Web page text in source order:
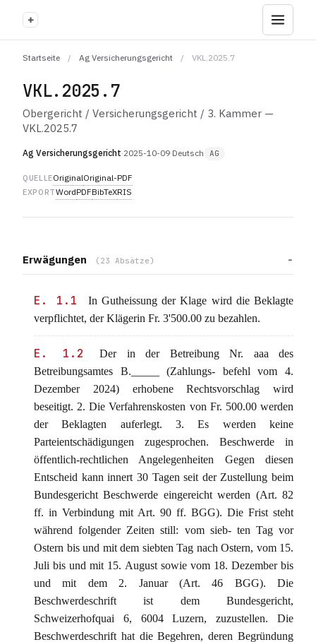
+
Startseite / Ag Versicherungsgericht / VKL.2025.7
VKL.2025.7
Obergericht / Versicherungsgericht / 3. Kammer —
VKL.2025.7
Ag Versicherungsgericht·2025-10-09·Deutsch AG
QUELLEOriginalOriginal-PDF
EXPORTWordPDFBibTeXRIS
Erwägungen (23 Absätze)
E. 1.1
In Gutheissung der Klage wird die Beklagte
verpflichtet, der Klägerin Fr. 3'500.00 zu bezahlen.
E. 1.2
Der in der Betreibung Nr. aaa des
Betreibungsamtes B._____ (Zahlungs- befehl vom 4.
Dezember 2024) erhobene Rechtsvorschlag wird
beseitigt. 2. Die Verfahrenskosten von Fr. 500.00 werden
der Beklagten auferlegt. 3. Es werden keine
Parteientschädigungen zugesprochen. Beschwerde in
öffentlich-rechtlichen Angelegenheiten Gegen diesen
Entscheid kann innert 30 Tagen seit der Zustellung beim
Bundesgericht Beschwerde eingereicht werden (Art. 82
ff. in Verbindung mit Art. 90 ff. BGG). Die Frist steht
während folgender Zeiten still: vom sieb- ten Tag vor
Ostern bis und mit dem siebten Tag nach Ostern, vom 15.
Juli bis und mit 15. August sowie vom 18. Dezember bis
und mit dem 2. Januar (Art. 46 BGG). Die
Beschwerdeschrift ist dem Bundesgericht,
Schweizerhofquai 6, 6004 Luzern, zuzustellen. Die
Beschwerdeschrift hat die Begehren, deren Begründung